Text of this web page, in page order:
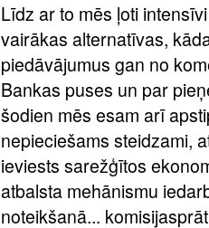
Līdz ar to mēs ļoti
vairākas alternatīvas,
piedāvājumus gan no
Bankas puses un par
šodien mēs esam arī
nepieciešams steidzami,
ieviests sarežģītos
atbalsta mehānismu
noteikšanā...